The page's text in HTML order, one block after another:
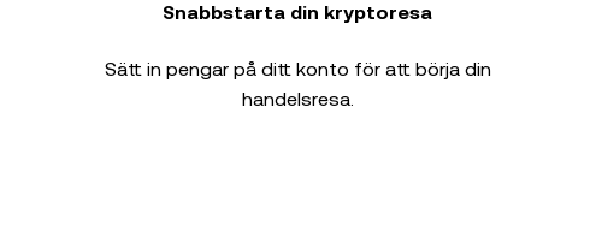
Snabbstarta din kryptoresa
Sätt in pengar på ditt konto för att börja din
handelsresa.